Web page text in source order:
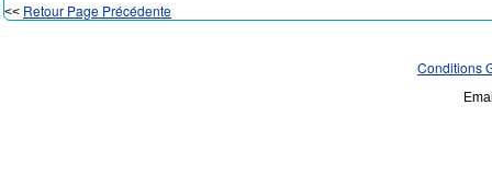
<< Retour Page Précédente
Conditions